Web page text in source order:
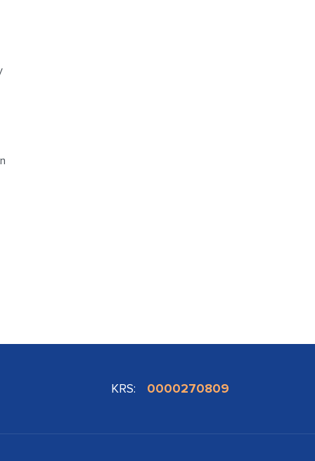
KRS: 0000270809